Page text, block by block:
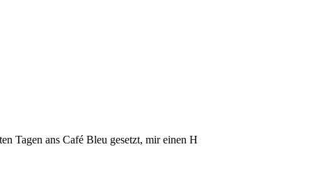
Tagen ans Café Bleu gesetzt, mir einen H